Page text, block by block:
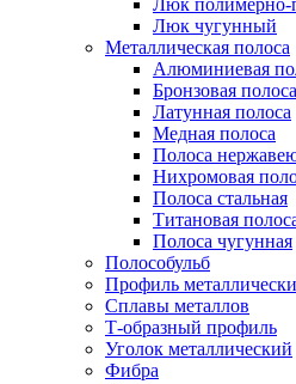
Люк полимерно-
Люк чугунный
Металлическая полоса
Алюминиевая
Бронзовая полоса
Латунная полоса
Медная полоса
Полоса
Нихромовая
Полоса стальная
Титановая
Полоса чугунная
Полособульб
Профиль
Сплавы металлов
Т-образный профиль
Уголок металлический
Фибра